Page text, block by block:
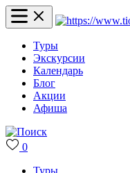
Туры
Экскурсии
Календарь
Блог
Акции
Афиша
0
Туры